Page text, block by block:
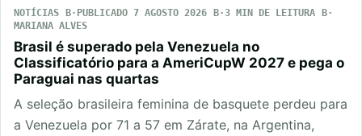
NOTÍCIAS PUBLICADO 7 AGOSTO 2026
3 MIN DE LEITURA
MARIANA ALVES
Brasil é superado pela Venezuela no
Classificatório para a AmeriCupW 2027 e pega o
Paraguai nas quartas
A seleção brasileira feminina de basquete perdeu para
a Venezuela por 71 a 57 em Zárate, na Argentina,